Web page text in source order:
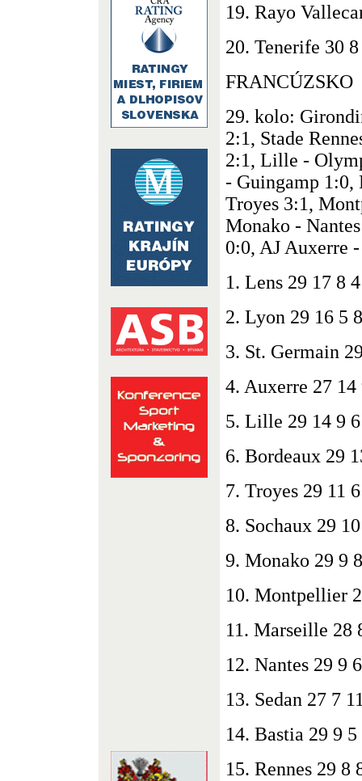
19. Rayo
20. Tenerife 30
FRANCÚZSKO
29. kolo:
2:1, Stade
2:1, Lille -
- Guingamp 1:0,
Troyes 3:1,
Monako -
0:0, AJ Auxerre
1. Lens 29 17 8
2. Lyon 29 16 5
3. St. Germain
4. Auxerre 27 14
5. Lille 29 14 9
6. Bordeaux 29
7. Troyes 29 11
8. Sochaux 29
9. Monako 29 9
10. Montpellier
11. Marseille 28
12. Nantes 29 9
13. Sedan 27 7
14. Bastia 29 9
15. Rennes 29 8